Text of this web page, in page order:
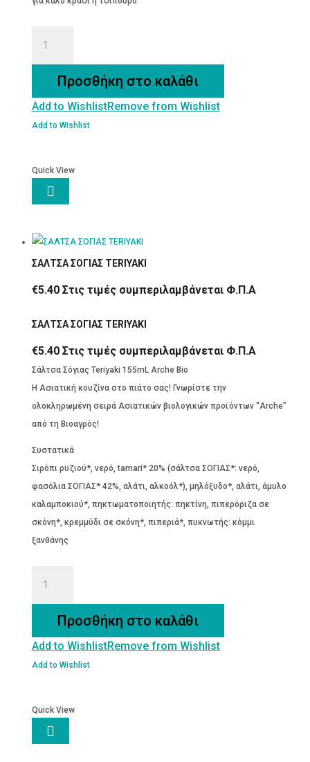
ΣΚΟΡΔΟ-
ΜΑΙΝΤΑΝΟ
ποσότητα
Προσθήκη στο καλάθι
Add to WishlistRemove from Wishlist
Add to Wishlist
Quick View

ΣΑΛΤΣΑ ΣΟΓΙΑΣ TERIYAKI
€5.40 Στις τιμές συμπεριλαμβάνεται Φ.Π.Α
ΣΑΛΤΣΑ ΣΟΓΙΑΣ TERIYAKI
€5.40 Στις τιμές συμπεριλαμβάνεται Φ.Π.Α
Σάλτσα Σόγιας Teriyaki 155mL Arche Bio
Η Ασιατική κουζίνα στο πιάτο σας! Γνωρίστε την
ολοκληρωμένη σειρά Ασιατικών βιολογικών προϊόντων “Arche”
από τη Βιοαγρός!
Συστατικά
Σιρόπι ρυζιού*, νερό, tamari* 20% (σάλτσα ΣΟΓΙΑΣ*: νερό,
φασόλια ΣΟΓΙΑΣ* 42%, αλάτι, αλκοόλ*), μηλόξυδο*, αλάτι, άμυλο
καλαμποκιού*, πηκτωματοποιητής: πηκτίνη, πιπερόριζα σε
σκόνη*, κρεμμύδι σε σκόνη*, πιπεριά*, πυκνωτής: κόμμι
ξανθάνης
ποσότηταΠροσθήκη στο καλάθι
Add to WishlistRemove from Wishlist
Add to Wishlist
Quick View
